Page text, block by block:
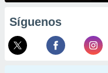
Síguenos